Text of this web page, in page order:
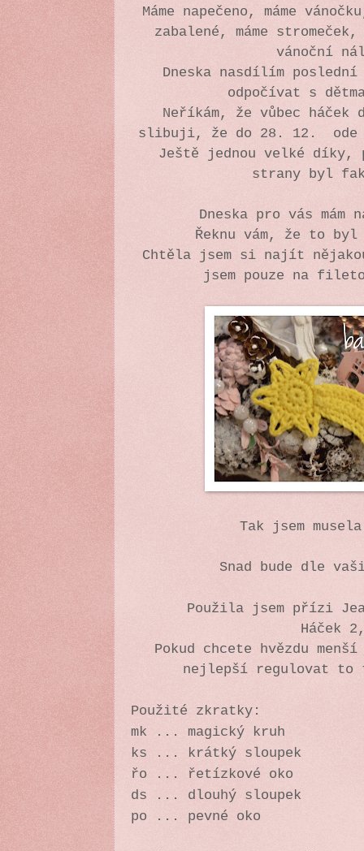
Máme napečeno, máme
zabalené, máme stromeček,
vánoční
Dneska nasdílím
odpočívat s
Neříkám, že vůbec háček
slibuji, že do 28. 12. ode
Ještě jednou velké díky,
strany byl
Dneska pro vás mám
Řeknu vám, že to
Chtěla jsem si najít
jsem pouze na
Tak jsem
Snad bude dle
Použila jsem přízi
Háček
Pokud chcete hvězdu
nejlepší regulovat
Použité zkratky:
mk ... magický kruh
ks ... krátký sloupek
řo ... řetízkové oko
ds ... dlouhý sloupek
po ... pevné oko